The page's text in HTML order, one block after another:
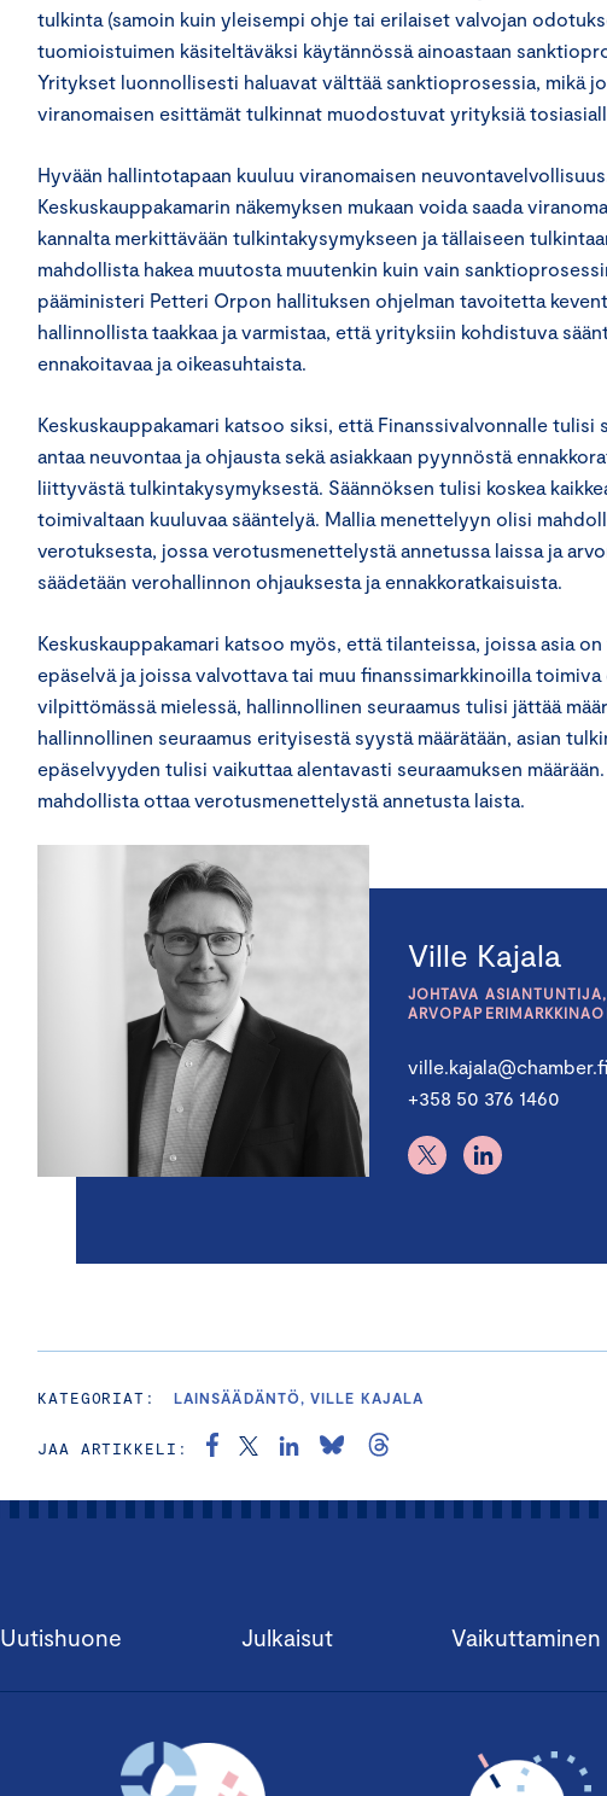
tulkinta (samoin kuin yleisempi ohje tai erilaiset valvojan
tuomioistuimen käsiteltäväksi käytännössä ainoastaan
Yritykset luonnollisesti haluavat välttää sanktioprosessia, mikä
viranomaisen esittämät tulkinnat muodostuvat yrityksiä
Hyvään hallintotapaan kuuluu viranomaisen
Keskuskauppakamarin näkemyksen mukaan voida saada
kannalta merkittävään tulkintakysymykseen ja tällaiseen
mahdollista hakea muutosta muutenkin kuin vain
pääministeri Petteri Orpon hallituksen ohjelman tavoitetta
hallinnollista taakkaa ja varmistaa, että yrityksiin kohdistuva
ennakoitavaa ja oikeasuhtaista.
Keskuskauppakamari katsoo siksi, että Finanssivalvonnalle tulisi
antaa neuvontaa ja ohjausta sekä asiakkaan pyynnöstä
liittyvästä tulkintakysymyksestä. Säännöksen tulisi koskea
toimivaltaan kuuluvaa sääntelyä. Mallia menettelyyn olisi
verotuksesta, jossa verotusmenettelystä annetussa laissa ja
säädetään verohallinnon ohjauksesta ja ennakkoratkaisuista.
Keskuskauppakamari katsoo myös, että tilanteissa, joissa asia
epäselvä ja joissa valvottava tai muu finanssimarkkinoilla
vilpittömässä mielessä, hallinnollinen seuraamus tulisi jättää
hallinnollinen seuraamus erityisestä syystä määrätään, asian
epäselvyyden tulisi vaikuttaa alentavasti seuraamuksen
mahdollista ottaa verotusmenettelystä annetusta laista.
Ville Kajala
JOHTAVA
ville.kajala@chamber.fi
+358 50 376 1460
KATEGORIAT: LAINSÄÄDÄNTÖ, VILLE KAJALA
JAA ARTIKKELI:
Uutishuone Julkaisut Vaikuttaminen